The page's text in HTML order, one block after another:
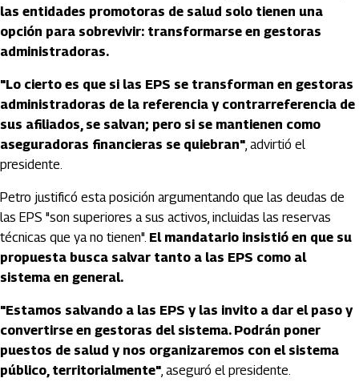
las entidades promotoras de salud solo tienen una
opción para sobrevivir: transformarse en gestoras
administradoras.
"Lo cierto es que si las EPS se transforman en gestoras
administradoras de la referencia y contrarreferencia de
sus afiliados, se salvan; pero si se mantienen como
aseguradoras financieras se quiebran", advirtió el
presidente.
Petro justificó esta posición argumentando que las deudas de
las EPS "son superiores a sus activos, incluidas las reservas
técnicas que ya no tienen". El mandatario insistió en que su
propuesta busca salvar tanto a las EPS como al
sistema en general.
"Estamos salvando a las EPS y las invito a dar el paso y
convertirse en gestoras del sistema. Podrán poner
puestos de salud y nos organizaremos con el sistema
público, territorialmente", aseguró el presidente.